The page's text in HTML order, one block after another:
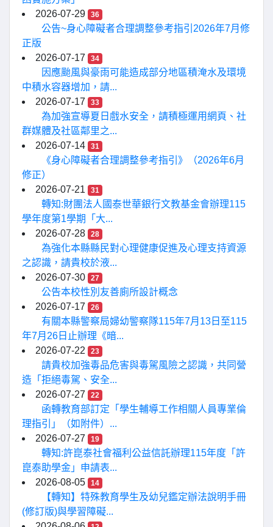
2026-07-29
36
公告~身心障礙者合理調整參考指引2026年7月修
正版
2026-07-17
34
因應颱風與豪雨可能造成部分地區積淹水及環境
中積水容器增加，請...
2026-07-17
33
為加強宣導夏日戲水安全，請積極運用網頁、社
群媒體及社區鄰里之...
2026-07-14
31
《身心障礙者合理調整參考指引》（2026年6月
修正）
2026-07-21
31
轉知:財團法人國泰世華銀行文教基金會辦理115
學年度第1學期「大...
2026-07-28
28
為強化本縣縣民對心理健康促進及心理支持資源
之認識，請貴校於液...
2026-07-30
27
公告本校性別友善廁所設計概念
2026-07-17
26
有關本縣警察局婦幼警察隊115年7月13日至115
年7月26日止辦理《暗...
2026-07-22
23
請貴校加強毒品危害與毒駕風險之認識，共同營
造「拒絕毒駕、安全...
2026-07-27
22
函轉教育部訂定「學生輔導工作相關人員專業倫
理指引」（如附件）...
2026-07-27
19
轉知:許崑泰社會福利公益信託辦理115年度「許
崑泰助學金」申請表...
2026-08-05
14
【轉知】特殊教育學生及幼兒鑑定辦法說明手冊
(修訂版)與學習障礙...